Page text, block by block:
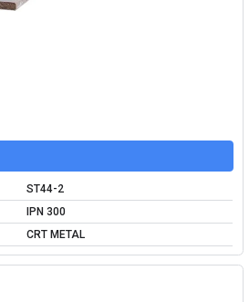
ST44-2
IPN 300
CRT METAL